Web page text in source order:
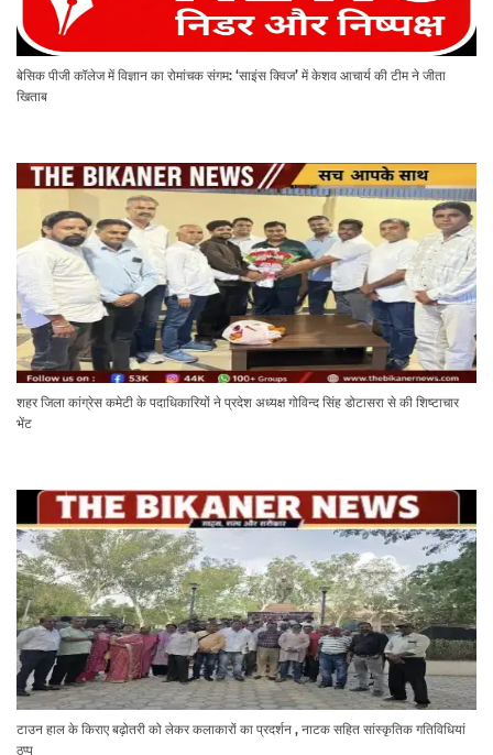
बेसिक पीजी कॉलेज में विज्ञान का रोमांचक संगम: ‘साइंस क्विज’ में केशव आचार्य की टीम ने जीता
खिताब
शहर जिला कांग्रेस कमेटी के पदाधिकारियों ने प्रदेश अध्यक्ष गोविन्द सिंह डोटासरा से की शिष्टाचार
भेंट
टाउन हाल के किराए बढ़ोतरी को लेकर कलाकारों का प्रदर्शन , नाटक सहित सांस्कृतिक गतिविधियां
ठप्प